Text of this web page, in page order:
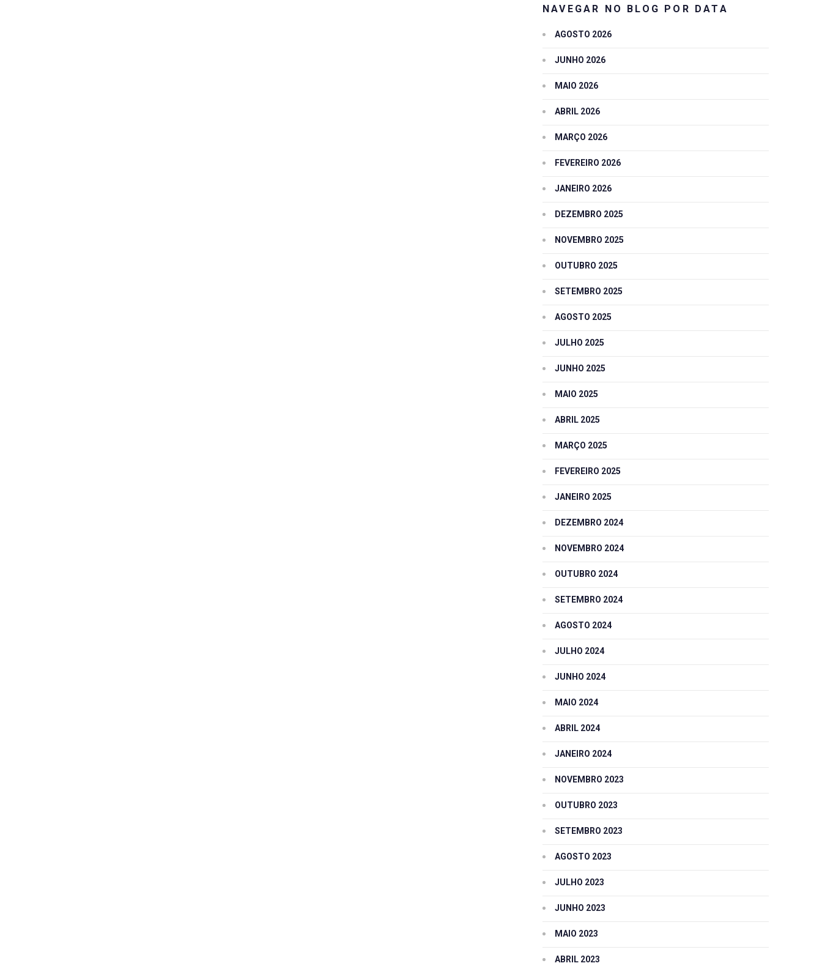
NAVEGAR NO BLOG POR DATA
AGOSTO 2026
JUNHO 2026
MAIO 2026
ABRIL 2026
MARÇO 2026
FEVEREIRO 2026
JANEIRO 2026
DEZEMBRO 2025
NOVEMBRO 2025
OUTUBRO 2025
SETEMBRO 2025
AGOSTO 2025
JULHO 2025
JUNHO 2025
MAIO 2025
ABRIL 2025
MARÇO 2025
FEVEREIRO 2025
JANEIRO 2025
DEZEMBRO 2024
NOVEMBRO 2024
OUTUBRO 2024
SETEMBRO 2024
AGOSTO 2024
JULHO 2024
JUNHO 2024
MAIO 2024
ABRIL 2024
JANEIRO 2024
NOVEMBRO 2023
OUTUBRO 2023
SETEMBRO 2023
AGOSTO 2023
JULHO 2023
JUNHO 2023
MAIO 2023
ABRIL 2023